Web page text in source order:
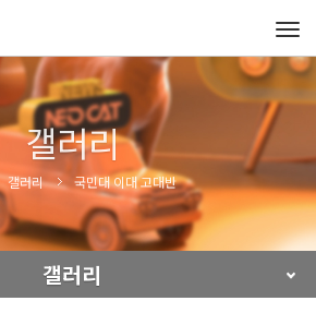
갤러리
갤러리 국민대 이대 고대반
갤러리